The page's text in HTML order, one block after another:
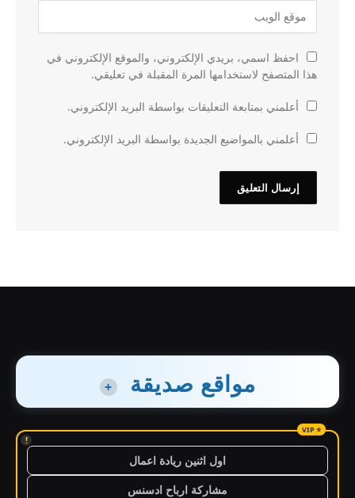
احفظ اسمي، بريدي الإلكتروني، والموقع الإلكتروني في
هذا المتصفح لاستخدامها المرة المقبلة في تعليقي.
أعلمني بمتابعة التعليقات بواسطة البريد الإلكتروني.
أعلمني بالمواضيع الجديدة بواسطة البريد الإلكتروني.
مواقع صديقة +
!
اول اثنين ريادة اعمال
مشاركة ارباح ادسنس